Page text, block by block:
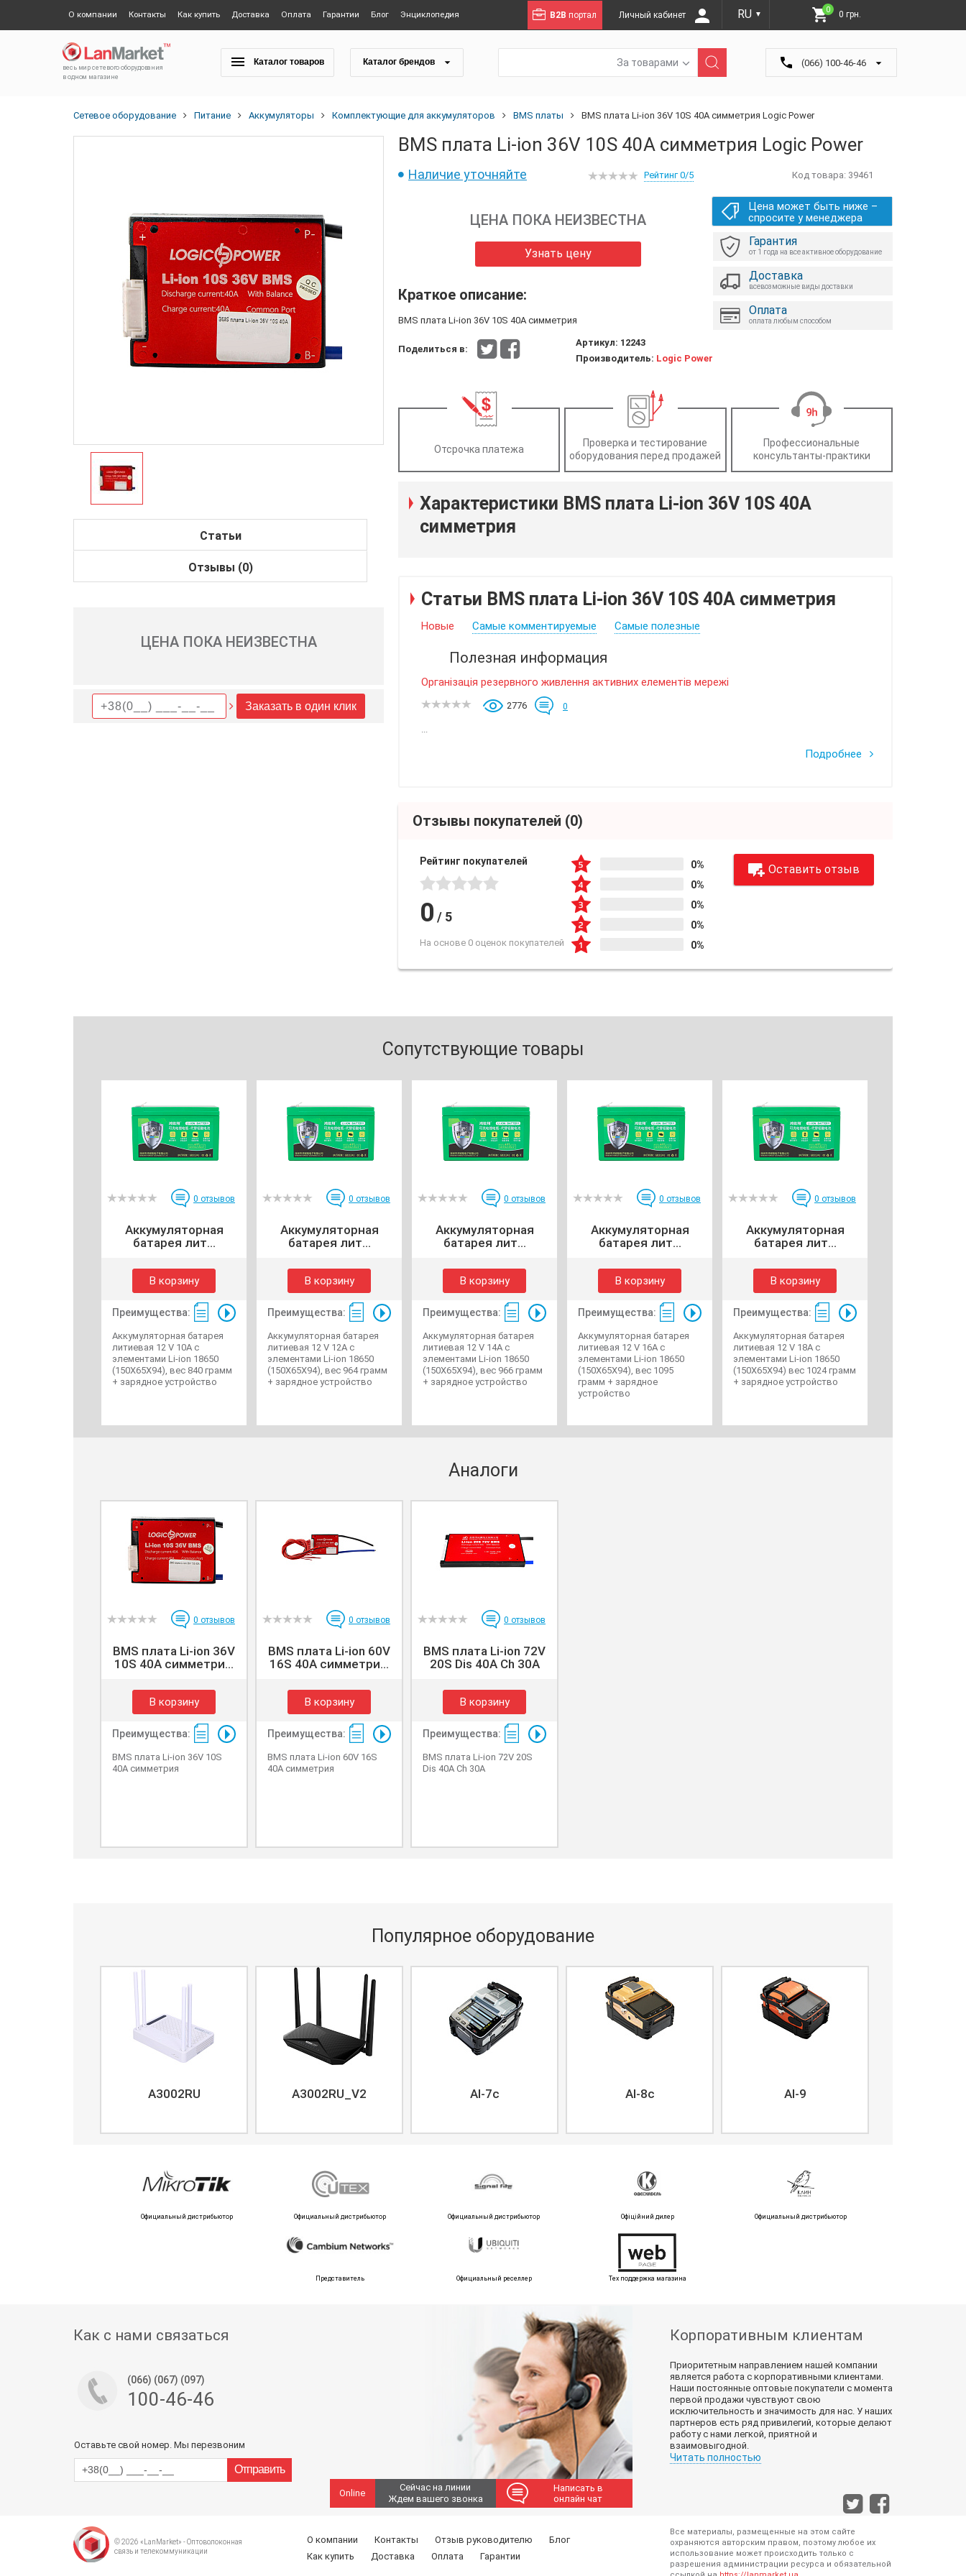
О компании Контакты Как купить Доставка Оплата Гарантии Блог Энциклопедия B2B портал Личный кабинет RU ▼
0 0 грн.
весь мир сетевого оборудования
в одном магазине
Каталог товаров Каталог брендов За товарами (066) 100-46-46
Сетевое оборудование Питание Аккумуляторы Комплектующие для аккумуляторов BMS платы BMS плата Li-ion 36V 10S 40A симметрия Logic Power
Статьи
Отзывы (0)
ЦЕНА ПОКА НЕИЗВЕСТНА
Заказать в один клик
BMS плата Li-ion 36V 10S 40A симметрия Logic Power
Наличие уточняйте Код товара: 39461
Рейтинг 0/5
ЦЕНА ПОКА НЕИЗВЕСТНА
Узнать цену
Цена может быть ниже –
спросите у менеджера
Гарантия
от 1 года на все активное оборудование
Доставка
всевозможные виды доставки
Оплата
оплата любым способом
Краткое описание:
BMS плата Li-ion 36V 10S 40A симметрия
Артикул: 12243
Производитель: Logic Power
Поделиться в:
Отсрочка платежа
Проверка и тестирование
оборудования перед продажей
Профессиональные
консультанты-практики
Характеристики BMS плата Li-ion 36V 10S 40A
симметрия
Статьи BMS плата Li-ion 36V 10S 40A симметрия
Новые Самые комментируемые Самые полезные
Полезная информация
Організація резервного живлення активних елементів мережі
2776 0
Подробнее
Отзывы покупателей (0)
Рейтинг покупателей
0 / 5
На основе 0 оценок покупателей
0%
0%
0%
0%
0%
Оставить отзыв
Сопутствующие товары
0 отзывов
Аккумуляторная
батарея лит...
В корзину
Преимущества:
Аккумуляторная батарея
литиевая 12 V 10A с
элементами Li-ion 18650
(150X65X94), вес 840 грамм
+ зарядное устройство
0 отзывов
Аккумуляторная
батарея лит...
В корзину
Преимущества:
Аккумуляторная батарея
литиевая 12 V 12A с
элементами Li-ion 18650
(150X65X94), вес 964 грамм
+ зарядное устройство
0 отзывов
Аккумуляторная
батарея лит...
В корзину
Преимущества:
Аккумуляторная батарея
литиевая 12 V 14A с
элементами Li-ion 18650
(150X65X94), вес 966 грамм
+ зарядное устройство
0 отзывов
Аккумуляторная
батарея лит...
В корзину
Преимущества:
Аккумуляторная батарея
литиевая 12 V 16A с
элементами Li-ion 18650
(150X65X94), вес 1095
грамм + зарядное
устройство
0 отзывов
Аккумуляторная
батарея лит...
В корзину
Преимущества:
Аккумуляторная батарея
литиевая 12 V 18A с
элементами Li-ion 18650
(150X65X94) вес 1024 грамм
+ зарядное устройство
Аналоги
0 отзывов
BMS плата Li-ion 36V
10S 40A симметри...
В корзину
Преимущества:
BMS плата Li-ion 36V 10S
40A симметрия
0 отзывов
BMS плата Li-ion 60V
16S 40A симметри...
В корзину
Преимущества:
BMS плата Li-ion 60V 16S
40A симметрия
0 отзывов
BMS плата Li-ion 72V
20S Dis 40A Ch 30A
В корзину
Преимущества:
BMS плата Li-ion 72V 20S
Dis 40A Ch 30A
Популярное оборудование
A3002RU A3002RU_V2 AI-7c AI-8c AI-9
Официальный дистрибьютор Официальный дистрибьютор Официальный дистрибьютор Офіційний дилер Официальный дистрибьютор
Представитель Официальный реселлер Тех поддержка магазина
Как с нами связаться
(066) (067) (097)
100-46-46
Оставьте свой номер. Мы перезвоним
Корпоративным клиентам
Приоритетным направлением нашей компании
является работа с корпоративными клиентами.
Наши постоянные оптовые покупатели с момента
первой продажи чувствуют свою
исключительность и значимость для нас. У наших
партнеров есть ряд привилегий, которые делают
работу с нами легкой, приятной и
взаимовыгодной.
Читать полностью
Online
Сейчас на линии
Ждем вашего звонка
Написать в
онлайн чат
© 2026 «LanMarket» - Оптоволоконная
связь и телекоммуникации
Все материалы, размещенные на этом сайте
охраняются авторским правом, поэтому любое их
использование может происходить только с
разрешения администрации ресурса и обязательной
О компании Контакты Отзыв руководителю
Блог
Как купить
Доставка Оплата Гарантии